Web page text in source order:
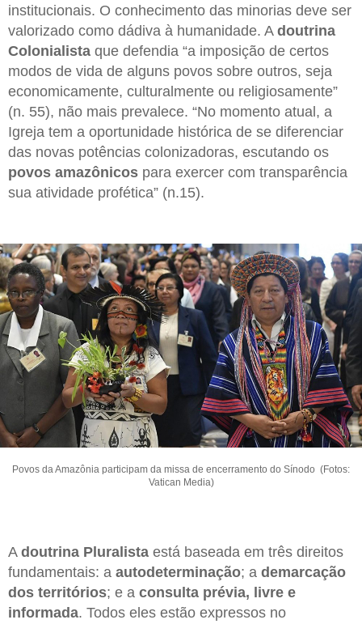
institucionais. O conhecimento das minorias deve ser
valorizado como dádiva à humanidade. A doutrina
Colonialista que defendia “a imposição de certos
modos de vida de alguns povos sobre outros, seja
economicamente, culturalmente ou religiosamente”
(n. 55), não mais prevalece. “No momento atual, a
Igreja tem a oportunidade histórica de se diferenciar
das novas potências colonizadoras, escutando os
povos amazônicos para exercer com transparência
sua atividade profética” (n.15).
Povos da Amazônia participam da missa de encerramento do Sínodo (Fotos:
Vatican Media)
A doutrina Pluralista está baseada em três direitos
fundamentais: a autodeterminação; a demarcação
dos territórios; e a consulta prévia, livre e
informada. Todos eles estão expressos no